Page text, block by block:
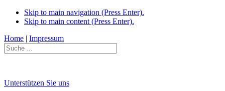
Skip to main navigation (Press Enter).
Skip to main content (Press Enter).
Home | Impressum
Unterstützen Sie uns